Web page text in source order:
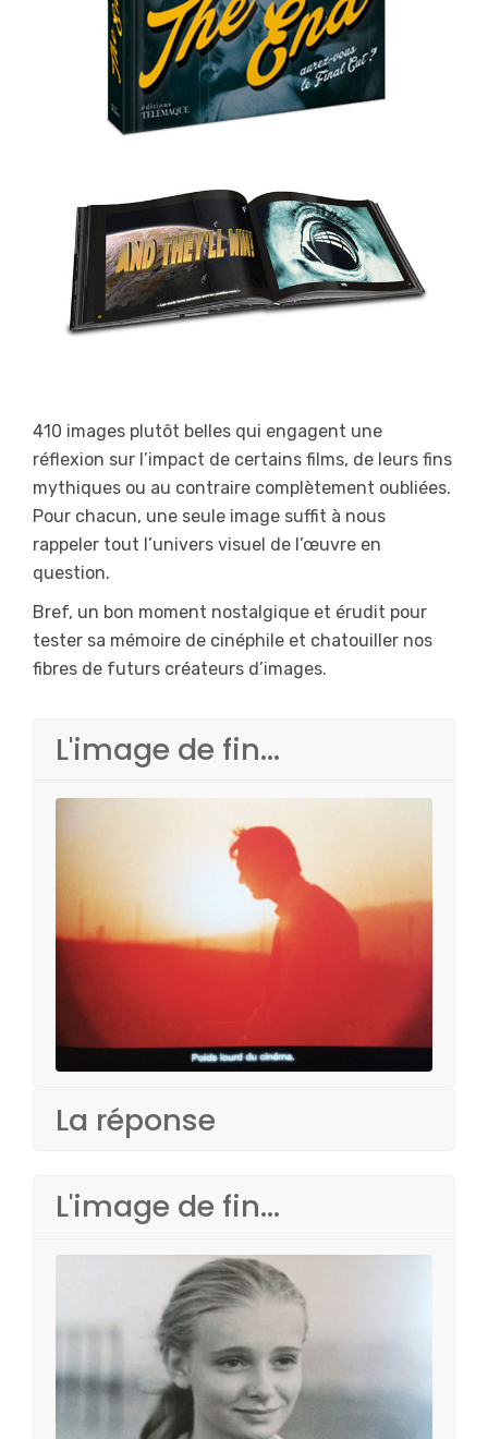
410 images plutôt belles qui engagent une
réflexion sur l’impact de certains films, de leurs fins
mythiques ou au contraire complètement oubliées.
Pour chacun, une seule image suffit à nous
rappeler tout l’univers visuel de l’œuvre en
question.
Bref, un bon moment nostalgique et érudit pour
tester sa mémoire de cinéphile et chatouiller nos
fibres de futurs créateurs d’images.
L'image de fin...
La réponse
L'image de fin...